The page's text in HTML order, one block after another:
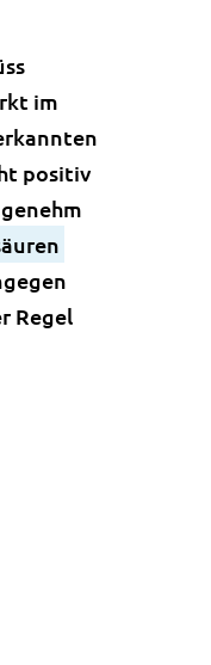
im
positiv
Regel